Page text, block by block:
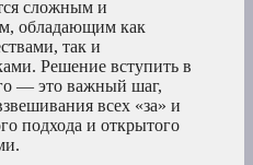
сложным и
обладающим как
так и
Решение вступить в
— это важный шаг,
всех «за» и
подхода и открытого